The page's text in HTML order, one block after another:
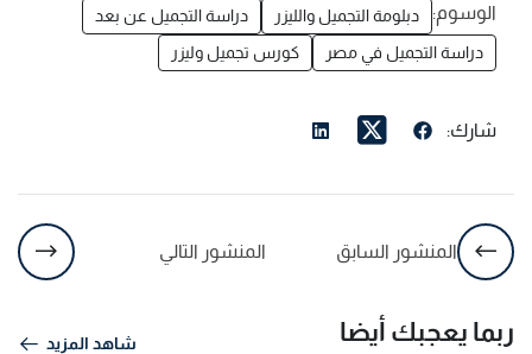
الوسوم: دبلومة التجميل والليزر
دراسة التجميل عن بعد
دراسة التجميل في مصر
كورس تجميل وليزر
شارك:
المنشور السابق المنشور التالي
ربما يعجبك أيضا شاهد المزيد